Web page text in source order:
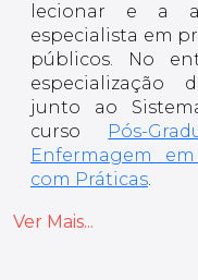
lecionar e a
especialista em
públicos. No
especialização
junto ao
curso Pós-
Enfermagem
com Práticas.
Ver Mais...